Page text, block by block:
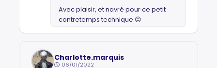
Avec plaisir, et navré pour ce petit
contretemps technique 😐
Charlotte.marquis
06/01/2022